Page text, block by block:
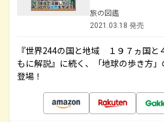
旅の図鑑
2021.03.18 発売
『世界244の国と地域 １９７ヵ国と
もに解説』に続く、「地球の歩き方
登場！